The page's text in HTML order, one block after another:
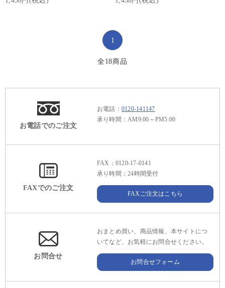
1
全18商品
お電話でのご注文
お電話： 0120-141147
承り時間：AM9:00～PM5:00
FAXでのご注文
FAX：0120-17-0141
承り時間：24時間受付
FAXご注文はこちら
お問合せ
おまとめ買い、商品情報、本サイトにつ
いてなど、お気軽にお問合せください。
お問合せフォーム